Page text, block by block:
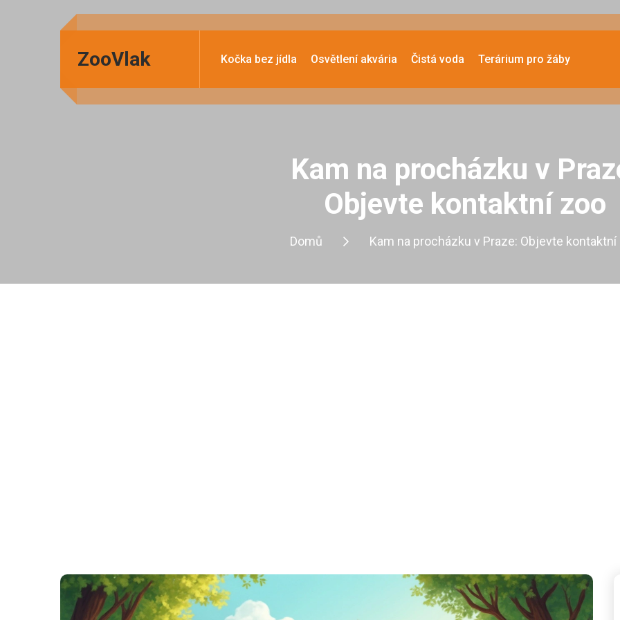
ZooVlak Kočka bez jídla Osvětlení akvária Čistá voda Terárium pro žáby
Kam na procházku v
Objevte kontaktní zoo
Domů Kam na procházku v Praze: Objevte kontaktní